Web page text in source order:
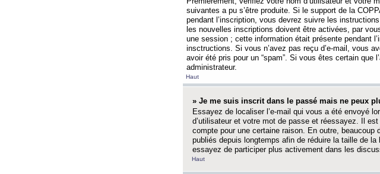
suivantes a pu s’être produite. Si le support de la
pendant l’inscription, vous devrez suivre les
les nouvelles inscriptions doivent être activées, par
une session ; cette information était présente pendant
insctructions. Si vous n’avez pas reçu d’e-mail, vous
avoir été pris pour un “spam”. Si vous êtes certain
administrateur.
Haut
» Je me suis inscrit dans le passé mais ne peux
Essayez de localiser l’e-mail qui vous a été envoyé
d’utilisateur et votre mot de passe et réessayez. Il
compte pour une certaine raison. En outre, beaucoup
publiés depuis longtemps afin de réduire la taille de
essayez de participer plus activement dans les
Haut